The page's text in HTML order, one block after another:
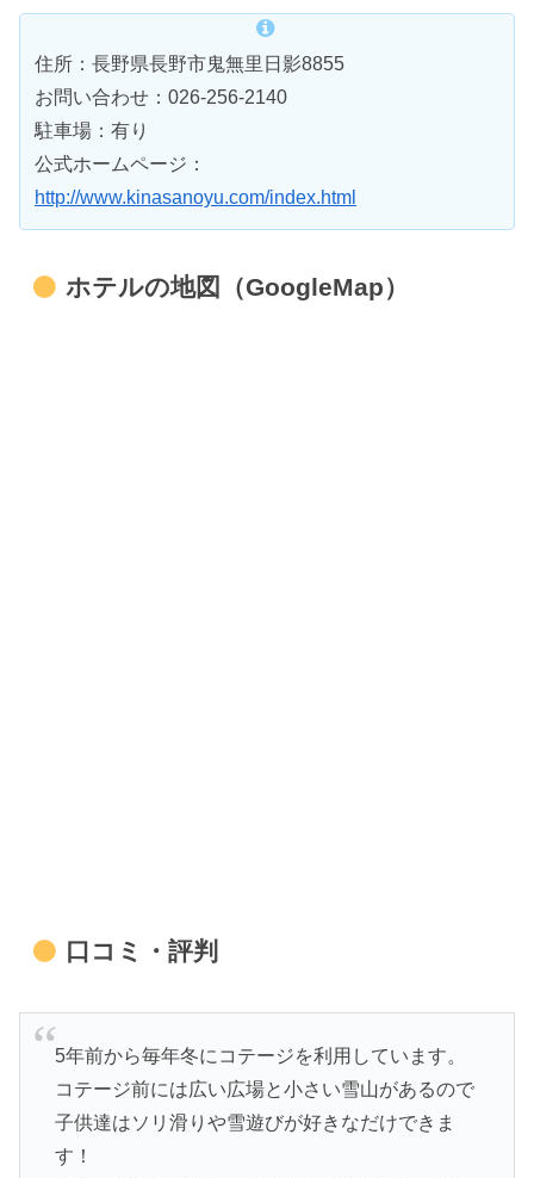
住所：長野県長野市鬼無里日影8855
お問い合わせ：026-256-2140
駐車場：有り
公式ホームページ：
http://www.kinasanoyu.com/index.html
ホテルの地図（GoogleMap）
口コミ・評判
5年前から毎年冬にコテージを利用しています。
コテージ前には広い広場と小さい雪山があるので
子供達はソリ滑りや雪遊びが好きなだけできま
す！